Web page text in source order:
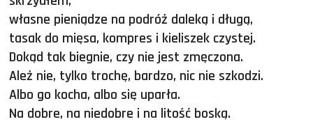
własne pieniądze na podróż daleką i długą,
tasak do mięsa, kompres i kieliszek czystej.
Dokąd tak biegnie, czy nie jest zmęczona.
Ależ nie, tylko trochę, bardzo, nic nie szkodzi.
Albo go kocha, albo się uparła.
Na dobre, na niedobre i na litość boską.